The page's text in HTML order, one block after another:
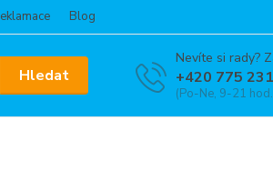
Blog
Hledat
Nevíte si rady?
+420 775
(Po-Ne, 9-21